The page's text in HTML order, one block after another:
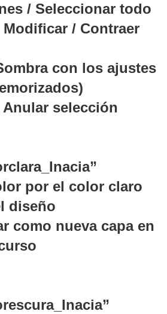
/ Seleccionar todo
/ Contraer
con los ajustes
selección
por el color claro
diseño
como nueva capa en